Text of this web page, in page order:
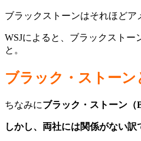
ブラックストーンはそれほどア
WSJによると、ブラックストー
と。
ブラック・ストー
ちなみにブラック・ストーン（
しかし、両社には関係がない訳